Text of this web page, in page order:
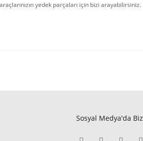
yedek parçaları için bizi arayabilirsiniz.
Sosyal Medya'da Biz